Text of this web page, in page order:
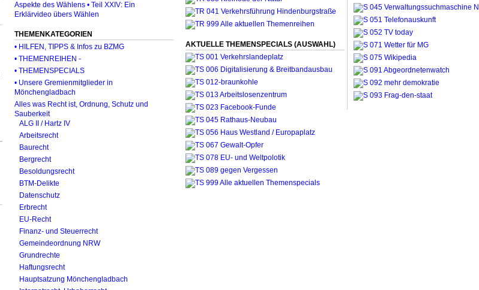
Aspekte des Wählens • Teil XXIV: Ein
Erklärvideo übers Wählen
THEMENKATEGORIEN
• HILFEN, TIPPS & Infos zu BZMG
• THEMENREIHEN -
• THEMENSPECIALS
• Unsere Gremienmitglieder in
Mönchengladbach
Alles was Recht ist, Ordnung, Schutz und
Sauberkeit
ALG II / Hartz IV
Arbeitsrecht
Baurecht
Bergrecht
Besoldungsrecht
BTM-Delikte
Datenschutz
Erbrecht
EU-Recht
Finanz- und Steuerrecht
Gemeindeordnung NRW
Grundrechte
Haftungsrecht
Hauptsatzung Mönchengladbach
AKTUELLE THEMENSPECIALS (AUSWAHL)